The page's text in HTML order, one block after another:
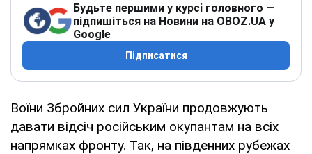
Будьте першими у курсі головного —
підпишіться на Новини на OBOZ.UA у
Google
Підписатися
Воїни Збройних сил України продовжують
давати відсіч російським окупантам на всіх
напрямках фронту. Так, на південних рубежах